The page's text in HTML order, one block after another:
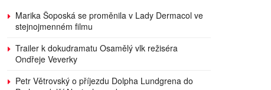
Marika Šoposká se proměnila v Lady Dermacol ve
stejnojmenném filmu
Trailer k dokudramatu Osamělý vlk režiséra
Ondřeje Veverky
Petr Větrovský o příjezdu Dolpha Lundgrena do